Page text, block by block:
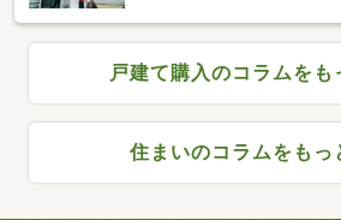
戸建て購入のコラムをも
住まいのコラムをもっ